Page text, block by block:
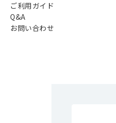
ご利用ガイド
Q&A
お問い合わせ